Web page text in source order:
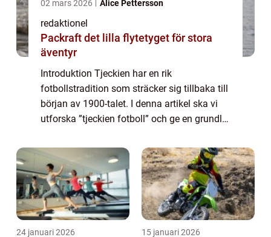
02 mars 2026 Alice Pettersson
redaktionel
Packraft det lilla flytetyget för stora
äventyr
Introduktion Tjeckien har en rik
fotbollstradition som sträcker sig tillbaka till
början av 1900-talet. I denna artikel ska vi
utforska ”tjeckien fotboll” och ge en grundlig
FotbollR...
24 januari 2026 15 januari 2026